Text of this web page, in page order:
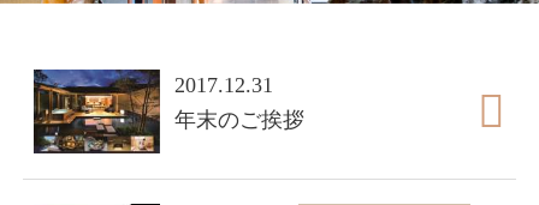
2017.12.31
年末のご挨拶